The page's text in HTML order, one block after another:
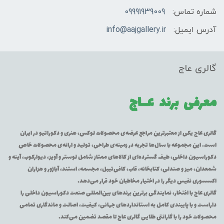
شماره تماس:
09991939009
آدرس ایمیل:
info@aajgallery.ir
گالری عاج
معرفی برند عــاج
گالری عاج یکی از معتبرترین مراجع عرضه‌ی محصولات لوکس، هنری و دکوراتیو در ایران
است. این مجموعه با سال‌ها تجربه در زمینه‌ی طراحی، تولید و ارائه‌ی محصولات خاص
دکوراسیون داخلی، طیف گسترده‌ای از کالاهای ممتاز شامل لوستر و آویز، دیوارکوب، آینه و
شمعدان، میز و صندلی، کتابخانه، قاب، کافی‌تیبل، مجسمه، استند، آباژور و هزاران
اکسسوری نفیس دیگر را در اختیار مخاطبان خود قرار می‌دهد.
گالری عاج با افتخار، نمایندگی برترین برندهای بین‌المللی صنعت دکوراسیون داخلی را
داراست و با پایبندی کامل به استانداردهای جهانی، کیفیت، اصالت و ماندگاری تمامی
محصولات خود را با گارانتی طلایی گالری عاج تا مقصد تضمین می‌کند.